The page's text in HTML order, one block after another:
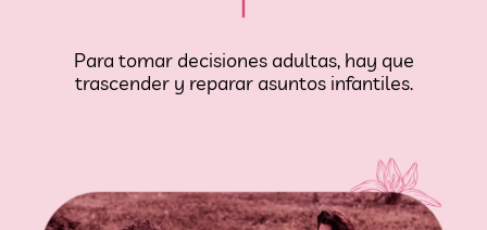
Para tomar decisiones adultas, hay que
trascender y reparar asuntos infantiles.